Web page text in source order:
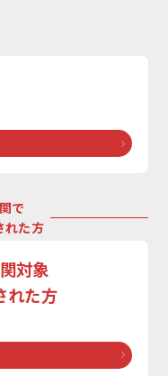
で
れた方
対象
れた方